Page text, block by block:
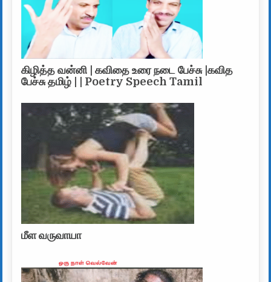
கிழித்த வன்னி | கவிதை உரை நடை பேச்சு |கவித
பேச்சு தமிழ் | | Poetry Speech Tamil
மீள வருவாயா